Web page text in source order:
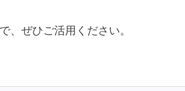
、ぜひご活用ください。